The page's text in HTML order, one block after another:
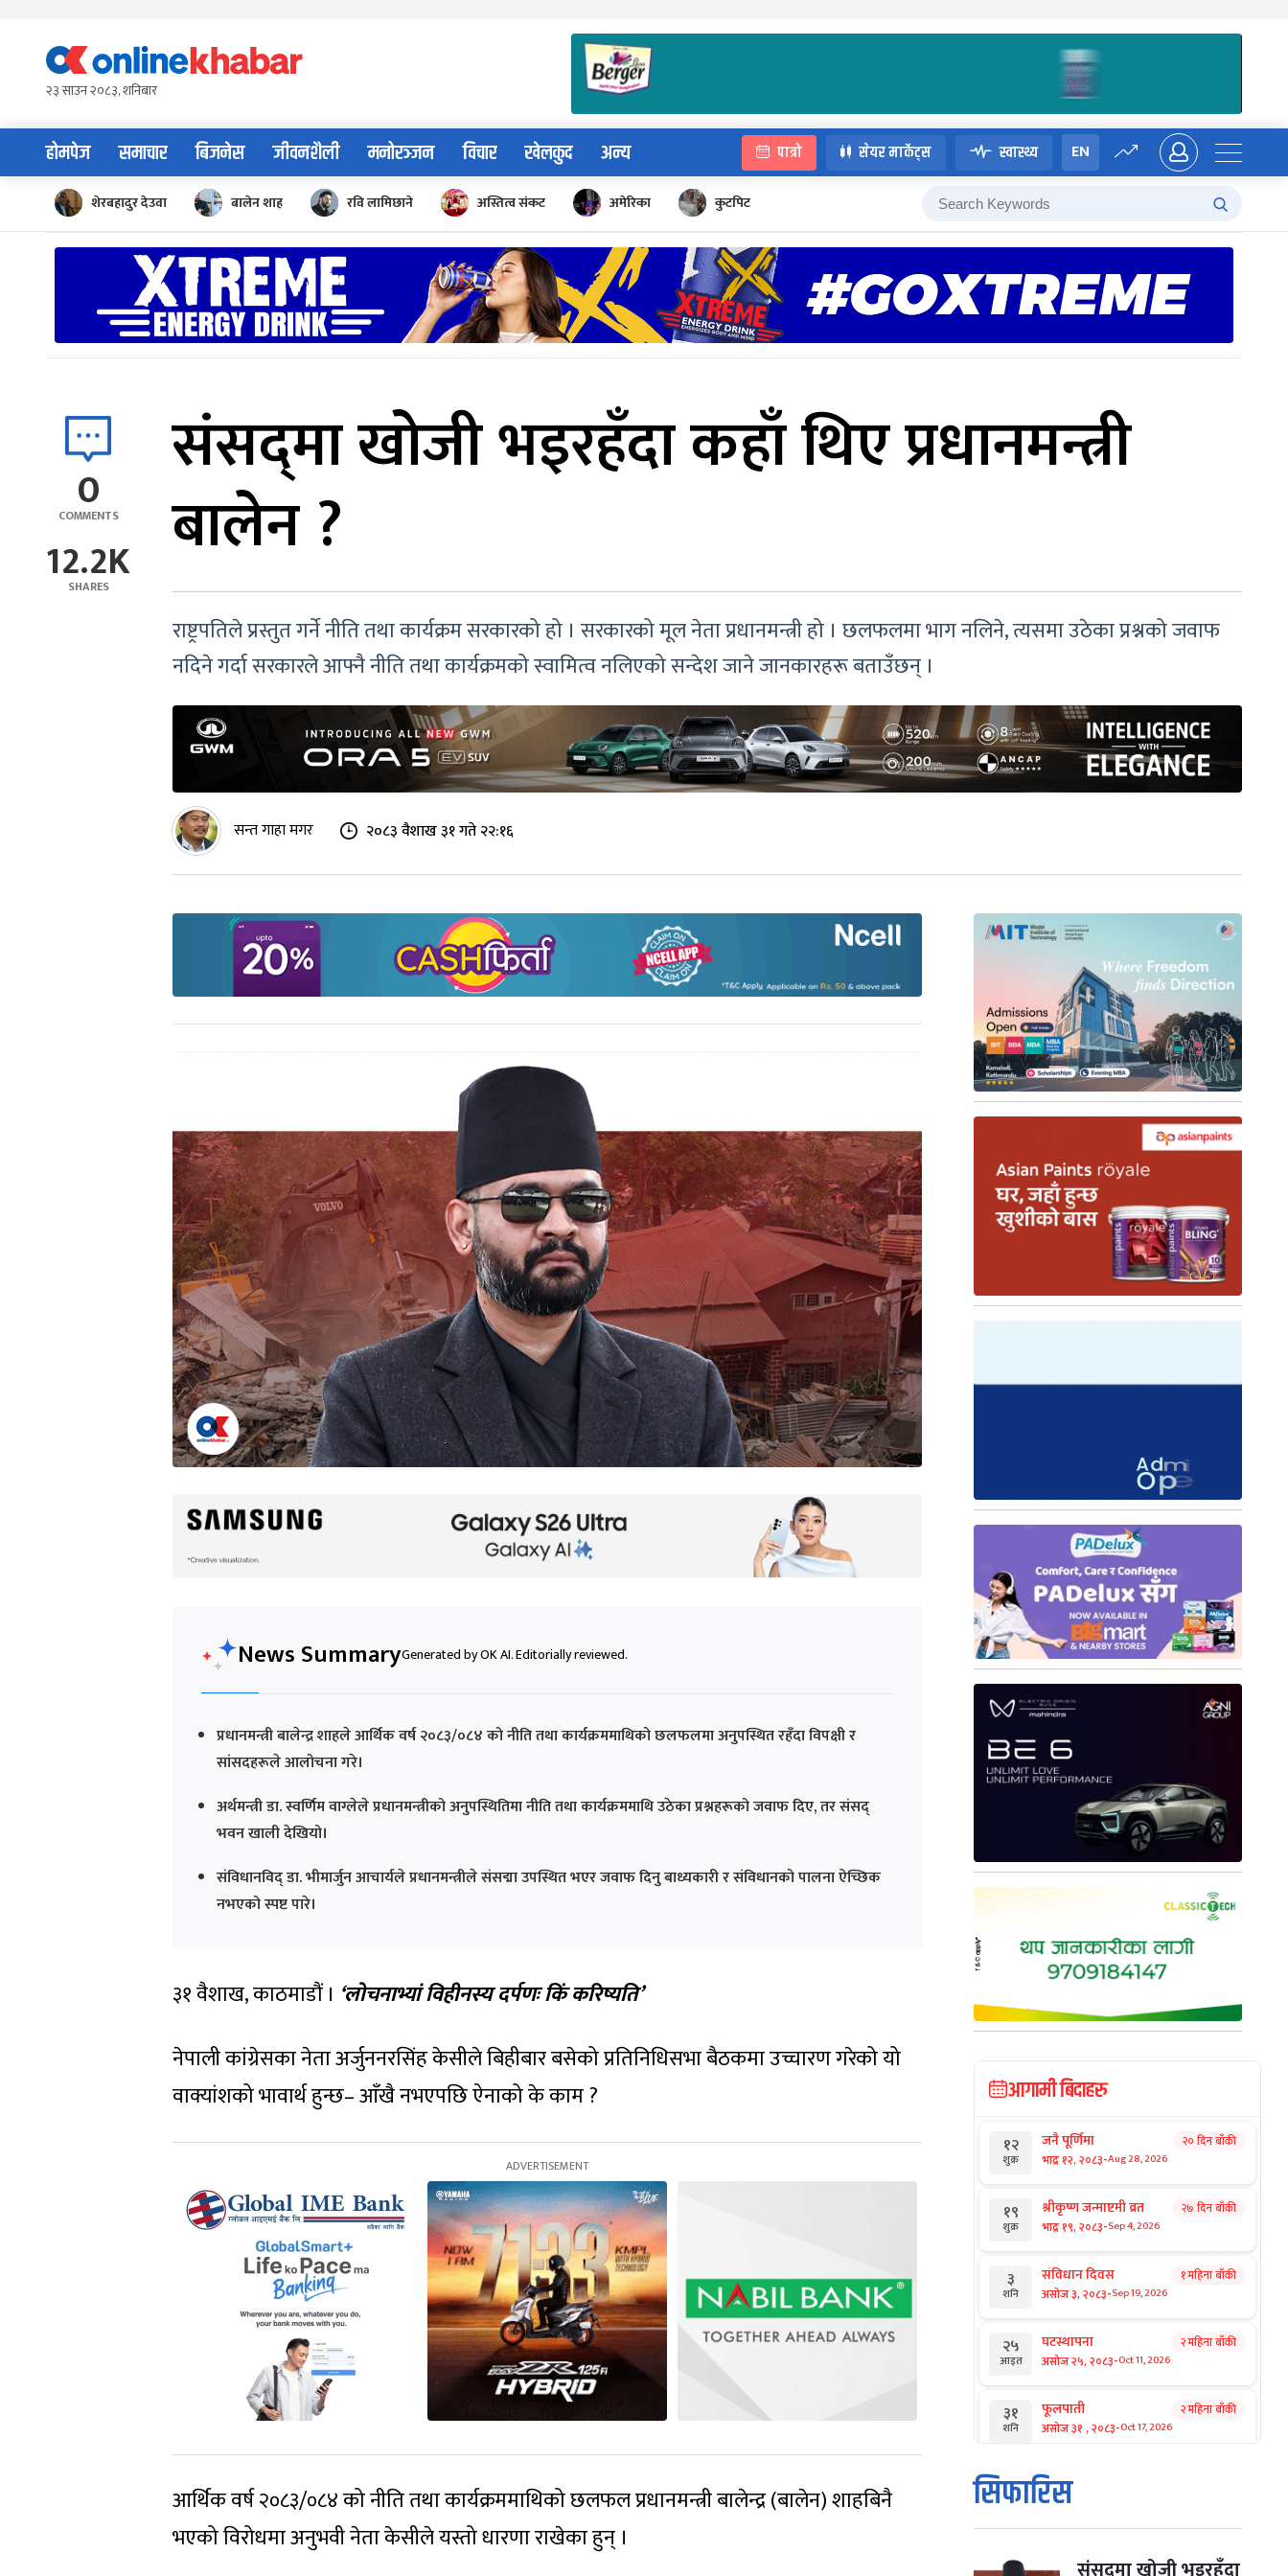
content२३ साउन २०८३, शनिबार
होमपेज समाचार बिजनेस जीवनशैली मनोरञ्जन विचार खेलकुद अन्य पात्रो सेयर मार्केट्स स्वास्थ्य EN
शेरबहादुर देउवा बालेन शाह रवि लामिछाने अस्तित्व संकट अमेरिका कुटपिट
0
COMMENTS
12.2K
SHARES
संसद्‌मा खोजी भइरहँदा कहाँ थिए प्रधानमन्त्री
बालेन ?
राष्ट्रपतिले प्रस्तुत गर्ने नीति तथा कार्यक्रम सरकारको हो । सरकारको मूल नेता प्रधानमन्त्री हो । छलफलमा भाग नलिने, त्यसमा उठेका प्रश्नको जवाफ
नदिने गर्दा सरकारले आफ्नै नीति तथा कार्यक्रमको स्वामित्व नलिएको सन्देश जाने जानकारहरू बताउँछन् ।
सन्त गाहा मगर २०८३ वैशाख ३१ गते २२:१६
News SummaryGenerated by OK AI. Editorially reviewed.
प्रधानमन्त्री बालेन्द्र शाहले आर्थिक वर्ष २०८३/०८४ को नीति तथा कार्यक्रममाथिको छलफलमा अनुपस्थित रहँदा विपक्षी र
सांसदहरूले आलोचना गरे।
अर्थमन्त्री डा. स्वर्णिम वाग्लेले प्रधानमन्त्रीको अनुपस्थितिमा नीति तथा कार्यक्रममाथि उठेका प्रश्नहरूको जवाफ दिए, तर संसद्
भवन खाली देखियो।
संविधानविद् डा. भीमार्जुन आचार्यले प्रधानमन्त्रीले संसद्मा उपस्थित भएर जवाफ दिनु बाध्यकारी र संविधानको पालना ऐच्छिक
नभएको स्पष्ट पारे।
३१ वैशाख, काठमाडौं । ‘लोचनाभ्यां विहीनस्य दर्पणः किं करिष्यति’
नेपाली कांग्रेसका नेता अर्जुननरसिंह केसीले बिहीबार बसेको प्रतिनिधिसभा बैठकमा उच्चारण गरेको यो
वाक्यांशको भावार्थ हुन्छ– आँखै नभएपछि ऐनाको के काम ?
आर्थिक वर्ष २०८३/०८४ को नीति तथा कार्यक्रममाथिको छलफल प्रधानमन्त्री बालेन्द्र (बालेन) शाहबिनै
भएको विरोधमा अनुभवी नेता केसीले यस्तो धारणा राखेका हुन् ।
आगामी बिदाहरु
१२
शुक्र
जनै पूर्णिमा
भाद्र १२, २०८३-Aug 28, 2026
२० दिन बाँकी
१९
शुक्र
श्रीकृष्ण जन्माष्टमी व्रत
भाद्र १९, २०८३-Sep 4, 2026
२७ दिन बाँकी
३
शनि
संविधान दिवस
असोज ३, २०८३-Sep 19, 2026
१ महिना बाँकी
२५
आइत
घटस्थापना
असोज २५, २०८३-Oct 11, 2026
२ महिना बाँकी
३१
शनि
फूलपाती
असोज ३१ , २०८३-Oct 17, 2026
२ महिना बाँकी
१
आइत
कार्तिक सङ्क्रान्ति
कार्तिक १, २०८३
मंगल कार्तिक ३, २०८३-Oct 20, 2026
सिफारिस